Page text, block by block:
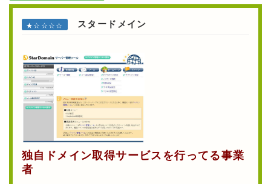
★☆☆☆☆ スタードメイン
独自ドメイン取得サービスを行ってる事業
者